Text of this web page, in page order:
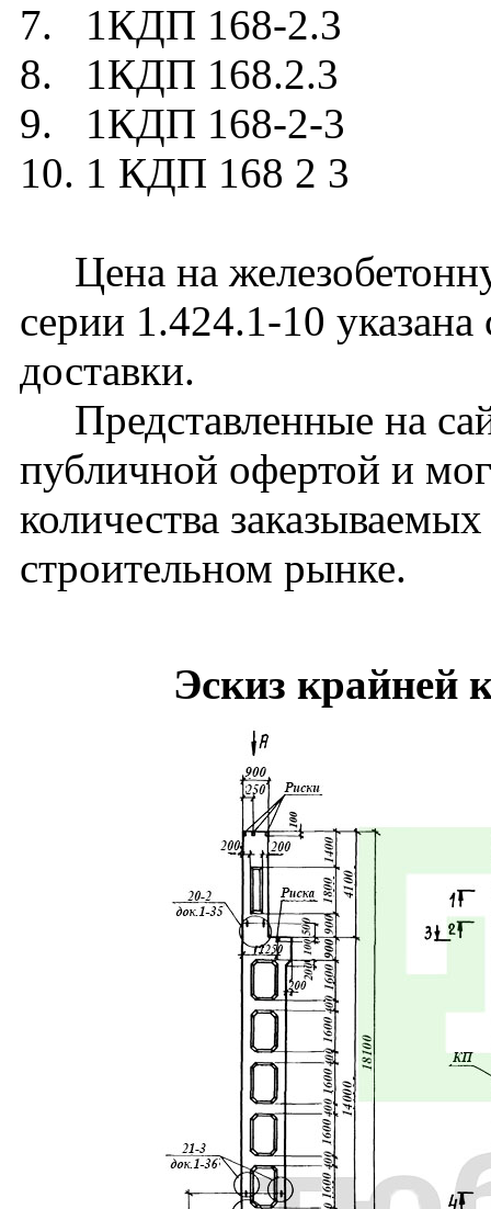
7. 1КДП 168-2.3
8. 1КДП 168.2.3
9. 1КДП 168-2-3
10. 1 КДП 168 2 3
Цена на
серии 1.424.1-10
доставки.
Представленные на
публичной офертой и
количества
строительном рынке.
Эскиз крайней